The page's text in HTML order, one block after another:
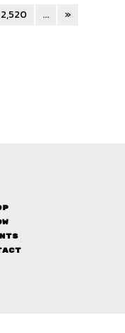
2,520 ...
»